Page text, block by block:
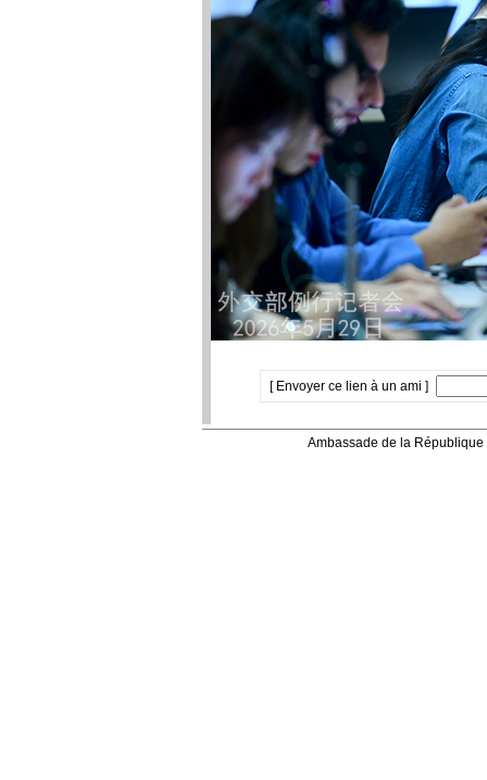
[ Envoyer ce lien à un ami ]
Ambassade de la